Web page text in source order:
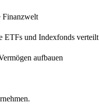
Finanzwelt
ETFs und Indexfonds verteilt
aufbauen